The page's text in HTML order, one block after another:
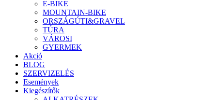
E-BIKE
MOUNTAIN-BIKE
ORSZÁGÚTI&GRAVEL
TÚRA
VÁROSI
GYERMEK
Akció
BLOG
SZERVIZELÉS
Események
Kiegészítők